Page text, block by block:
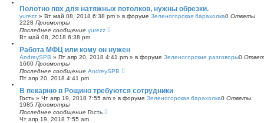
Полотно пвх для натяжных потолков, нужны обрезки.
yurezz » Вт май 08, 2018 6:38 pm » в форуме Зеленогорская барахолка0 Ответы
2228 Просмотры
Последнее сообщение yurezz
Вт май 08, 2018 6:38 pm
Работа МФЦ или кому он нужен
AndreySPB » Пт апр 20, 2018 4:41 pm » в форуме Зеленогорские разговоры0
1660 Просмотры
Последнее сообщение AndreySPB
Пт апр 20, 2018 4:41 pm
В пекарню в Рощино требуются сотрудники
Гость » Чт апр 19, 2018 7:55 am » в форуме Зеленогорская барахолка0 Ответы
1985 Просмотры
Последнее сообщение Гость
Чт апр 19, 2018 7:55 am